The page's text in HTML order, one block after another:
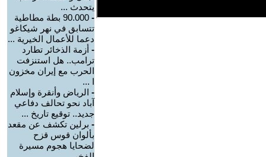
يتحدث ...
-
90.000 بطة مطاطية
تتسابق في نهر شيكاغو
دعما للأعمال الخيرية ...
- أزمة الذخائر تطارد
ترامب.. هل استنزفت
الحرب مع إيران مخزون
ا ...
- الرياض وأنقرة وإسلام
آباد نحو تحالف دفاعي
جديد.. توقيع تاريخ ...
- برلين تكشف عن مقعد
بألوان قوس قزح
لضحايا هجوم مسيرة